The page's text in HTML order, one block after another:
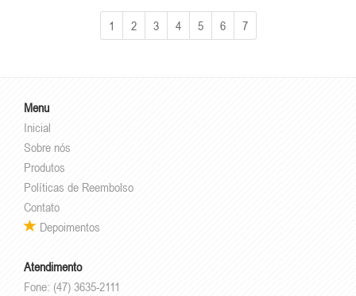
1 2 3 4 5 6 7
Menu
Inicial
Sobre nós
Produtos
Políticas de Reembolso
Contato
Depoimentos
Atendimento
Fone: (47) 3635-2111